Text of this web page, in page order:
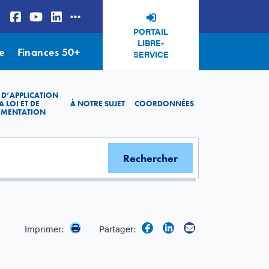
PORTAIL
LIBRE-
SERVICE
Finances 50+
LOI ET DE
À NOTRE SUJET COORDONNÉES
Imprimer: Partager: